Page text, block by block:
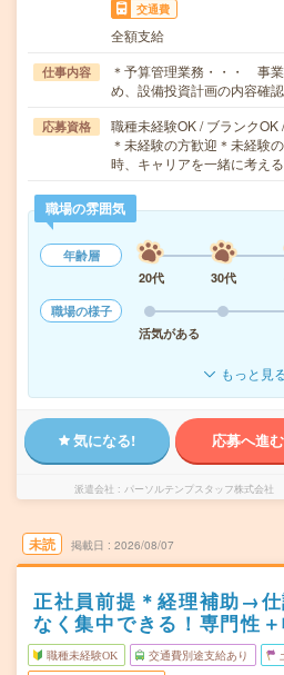
交通費
全額支給
仕事内容
＊予算管理業務・・・ 事
め、設備投資計画の内容確
応募資格
職種未経験OK / ブランクOK
＊未経験の方歓迎＊未経験
時、キャリアを一緒に考え
職場の雰囲気
年齢層
20代
30代
職場の様子
活気がある
もっと見
気になる! 応募へ進む
派遣会社 パーソルテンプスタッフ株式会社
未読 掲載日 2026/08/07
正社員前提＊経理補助→
なく集中できる！専門性
職種未経験OK 交通費別途支給あり